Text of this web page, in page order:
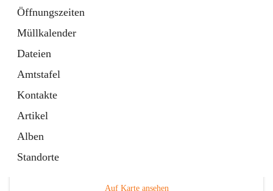
Öffnungszeiten
Müllkalender
Dateien
Amtstafel
Kontakte
Artikel
Alben
Standorte
Gemeinde
3 Schnellzugriffe
Auf Karte ansehen